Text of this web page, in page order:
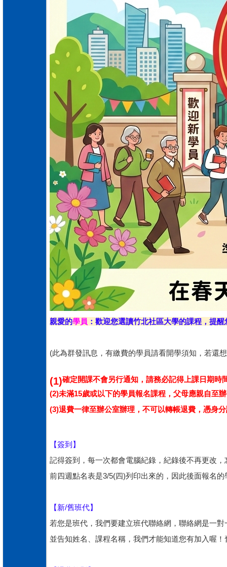
親愛的學員 ：歡迎您選讀竹北社區大學的課程，提
(此為群發訊息，有繳費的學員請看開學須知， 若還
(1)確定開課不會另行通知，請務必記得上課日期
(2)未滿15歲或以下的學員報名課程，父母應親自至
(3)退費一律至辦公室辦理 ，不可以轉帳退費， 憑身
【簽到】
記得簽到，每一次都會電腦紀錄，紀錄後不再更改
前四週點名表是3/5(四)列印出來的，因此後面報名
【新/舊班代】
若您是班代，我們要建立班代聯絡網，聯絡網是一
並告知姓名、課程名稱，我們才能知道您有加入喔